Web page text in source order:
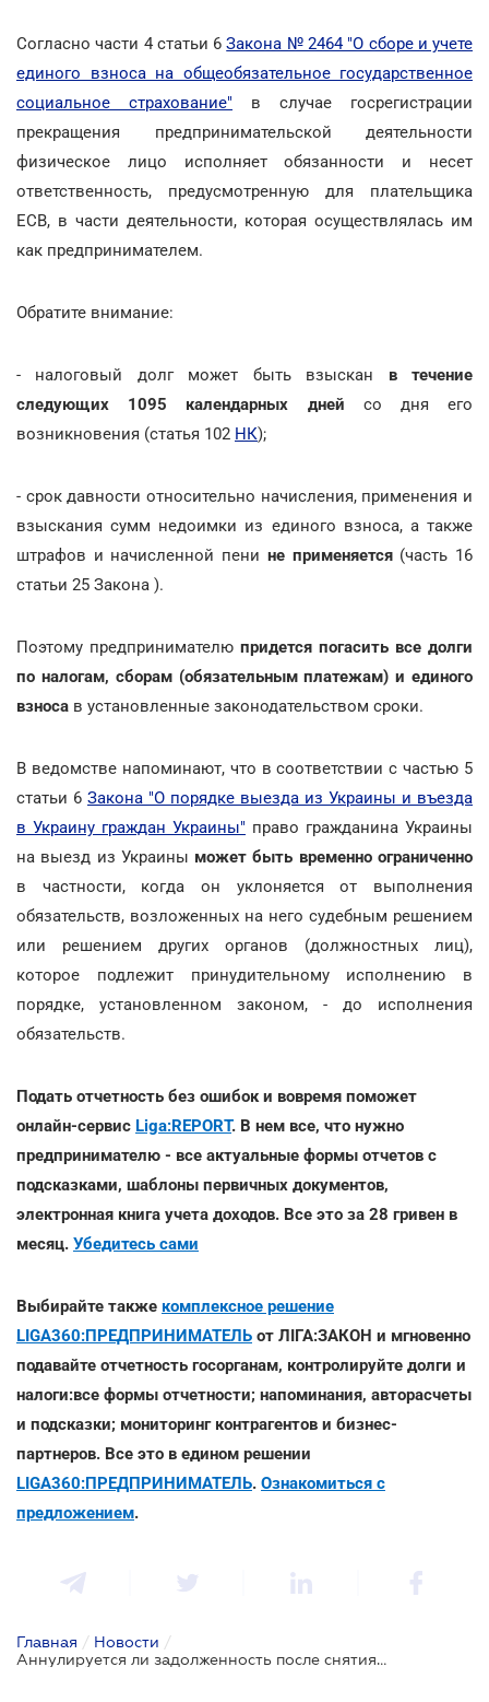
Согласно части 4 статьи 6Закона № 2464 "О сборе и учете
единого взноса на общеобязательное государственное
социальное страхование" в случае госрегистрации
прекращения предпринимательской деятельности
физическое лицо исполняет обязанности и несет
ответственность, предусмотренную для плательщика
ЕСВ, в части деятельности, которая осуществлялась им
как предпринимателем.
Обратите внимание:
- налоговый долг может быть взыскан в течение
следующих 1095 календарных дней со дня его
возникновения (статья 102 НК);
- срок давности относительно начисления, применения и
взыскания сумм недоимки из единого взноса, а также
штрафов и начисленной пени не применяется(часть 16
статьи 25 Закона ).
Поэтому предпринимателю придется погасить все долги
по налогам, сборам (обязательным платежам) и единого
взноса в установленные законодательством сроки.
В ведомстве напоминают, что в соответствии с частью 5
статьи 6 Закона "О порядке выезда из Украины и въезда
в Украину граждан Украины" право гражданина Украины
на выезд из Украины может быть временно ограниченно
в частности, когда он уклоняется от выполнения
обязательств, возложенных на него судебным решением
или решением других органов (должностных лиц),
которое подлежит принудительному исполнению в
порядке, установленном законом, - до исполнения
обязательств.
Подать отчетность без ошибок и вовремя поможет
онлайн-сервис Liga:REPORT. В нем все, что нужно
предпринимателю - все актуальные формы отчетов с
подсказками, шаблоны первичных документов,
электронная книга учета доходов. Все это за 28 гривен в
месяц. Убедитесь сами
Выбирайте также комплексное решение
LIGA360:ПРЕДПРИНИМАТЕЛЬ от ЛІГА:ЗАКОН и мгновенно
подавайте отчетность госорганам, контролируйте долги и
налоги:все формы отчетности; напоминания, авторасчеты
и подсказки; мониторинг контрагентов и бизнес-
партнеров. Все это в едином решении
LIGA360:ПРЕДПРИНИМАТЕЛЬ. Ознакомиться с
предложением.
Главная / Новости /
Аннулируется ли задолженность после снятия ФОП с регистрации в ЕГР